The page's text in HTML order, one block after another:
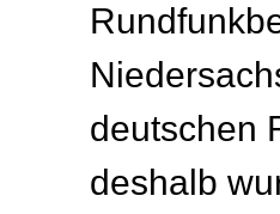
deutschen
deshalb